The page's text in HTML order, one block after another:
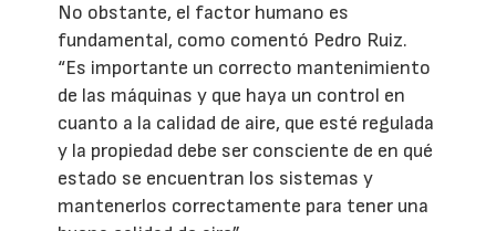
No obstante, el factor humano es
fundamental, como comentó Pedro Ruiz.
“Es importante un correcto mantenimiento
de las máquinas y que haya un control en
cuanto a la calidad de aire, que esté regulada
y la propiedad debe ser consciente de en qué
estado se encuentran los sistemas y
mantenerlos correctamente para tener una